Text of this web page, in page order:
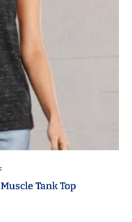
Tank Top